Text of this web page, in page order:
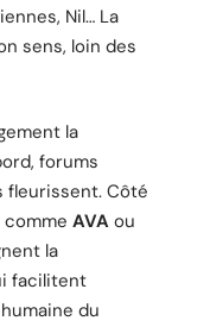
Nil… La
sens, loin des
la
forums
fleurissent. Côté
AVA ou
la
facilitent
du